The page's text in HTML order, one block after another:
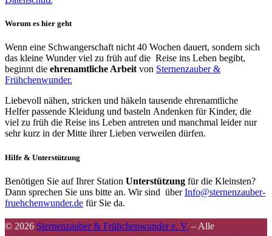
Worum es hier geht
Wenn eine Schwangerschaft nicht 40 Wochen dauert, sondern sich
das kleine Wunder viel zu früh auf die Reise ins Leben begibt,
beginnt die ehrenamtliche Arbeit von Sternenzauber &
Frühchenwunder.
Liebevoll nähen, stricken und häkeln tausende ehrenamtliche
Helfer passende Kleidung und basteln Andenken für Kinder, die
viel zu früh die Reise ins Leben antreten und manchmal leider nur
sehr kurz in der Mitte ihrer Lieben verweilen dürfen.
Hilfe & Unterstützung
Benötigen Sie auf Ihrer Station Unterstützung für die Kleinsten?
Dann sprechen Sie uns bitte an. Wir sind überInfo@sternenzauber-
fruehchenwunder.de für Sie da.
© 2026 Sternenzauber & Frühchenwunder e. V. – Alle